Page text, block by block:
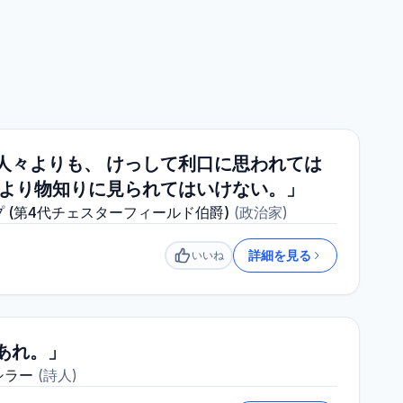
々よりも、 けっして利口に思われては
り物知りに見られてはいけない。」
(第4代チェスターフィールド伯爵) (政治家)
いいね
いいね 詳細を見る
。」
ラー (詩人 )